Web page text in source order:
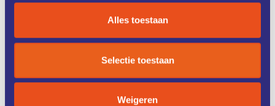
Alles toestaan
Selectie toestaan
Weigeren